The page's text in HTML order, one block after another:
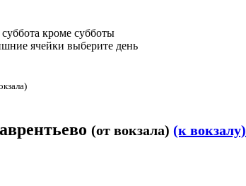
суббота кроме субботы
ячейки выберите день
(от вокзала) (к вокзалу)